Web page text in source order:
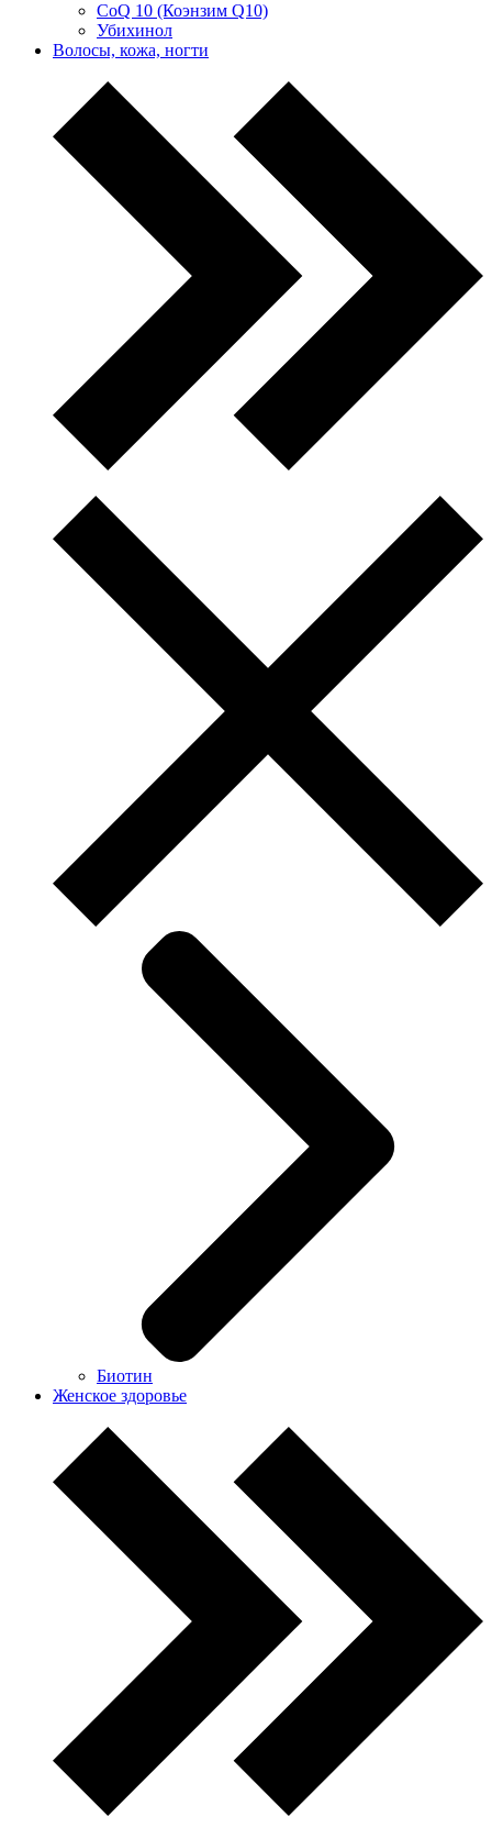
CoQ 10 (Коэнзим Q10)
Убихинол
Волосы, кожа, ногти
Биотин
Женское здоровье